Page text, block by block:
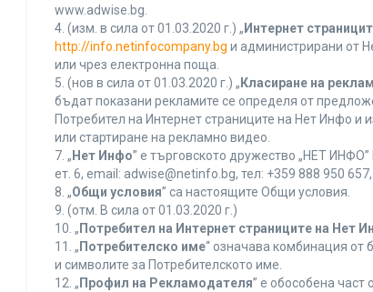
www.adwise.bg.
4. (изм. в сила от 01.03.2020 г.) „ Интернет
http://info.netinfocompany.bg и администрирани от
или чрез електронна поща.
5. (нов в сила от 01.03.2020 г.) „ Класиране на
бъдат показани рекламите се определя от
Потребител на Интернет страниците на Нет Инфо
или стартиране на рекламно видео.
7. „ Нет Инфо” е търговското дружество „НЕТ
ет. 6, еmail: adwise@netinfo.bg, тел: +359 888 950
8. „Общи условия” са настоящите Общи условия.
9. (отм. В сила от 01.03.2020 г.)
10. „ Потребител на Интернет страниците на Нет
11. „ Потребителско име“ означава комбинация от
и символите за Потребителското име.
12. „ Профил на Рекламодателя” е обособена